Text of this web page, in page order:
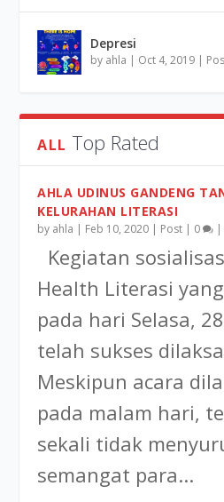
Depresi
by ahla | Oct 4, 2019 |
ALL Top Rated
AHLA UDINUS GANDENG
KELURAHAN LITERASI
by ahla | Feb 10, 2020 | Post | 0
Kegiatan
Health Literasi
pada hari Selasa,
telah sukses
Meskipun acara
pada malam hari,
sekali tidak
semangat para...